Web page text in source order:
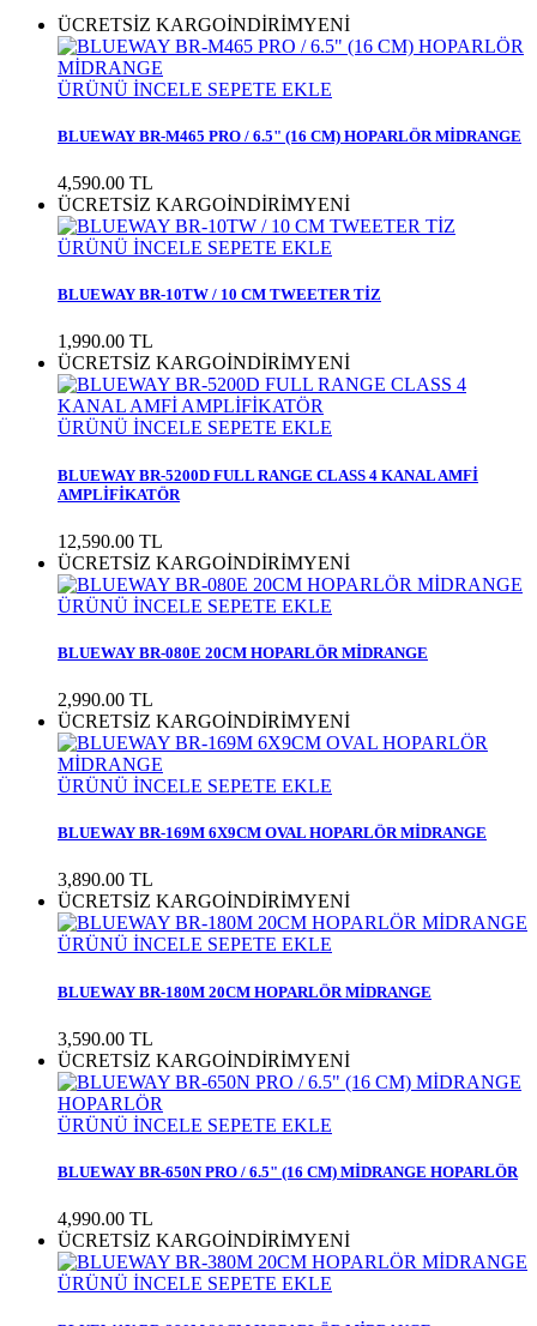
ÜCRETSİZ KARGOİNDİRİMYENİ
ÜRÜNÜ İNCELE SEPETE EKLE
BLUEWAY BR-M465 PRO / 6.5" (16 CM) HOPARLÖR MİDRANGE
4,590.00 TL
ÜCRETSİZ KARGOİNDİRİMYENİ
ÜRÜNÜ İNCELE SEPETE EKLE
BLUEWAY BR-10TW / 10 CM TWEETER TİZ
1,990.00 TL
ÜCRETSİZ KARGOİNDİRİMYENİ
ÜRÜNÜ İNCELE SEPETE EKLE
BLUEWAY BR-5200D FULL RANGE CLASS 4 KANAL AMFİ
AMPLİFİKATÖR
12,590.00 TL
ÜCRETSİZ KARGOİNDİRİMYENİ
ÜRÜNÜ İNCELE SEPETE EKLE
BLUEWAY BR-080E 20CM HOPARLÖR MİDRANGE
2,990.00 TL
ÜCRETSİZ KARGOİNDİRİMYENİ
ÜRÜNÜ İNCELE SEPETE EKLE
BLUEWAY BR-169M 6X9CM OVAL HOPARLÖR MİDRANGE
3,890.00 TL
ÜCRETSİZ KARGOİNDİRİMYENİ
ÜRÜNÜ İNCELE SEPETE EKLE
BLUEWAY BR-180M 20CM HOPARLÖR MİDRANGE
3,590.00 TL
ÜCRETSİZ KARGOİNDİRİMYENİ
ÜRÜNÜ İNCELE SEPETE EKLE
BLUEWAY BR-650N PRO / 6.5" (16 CM) MİDRANGE HOPARLÖR
4,990.00 TL
ÜCRETSİZ KARGOİNDİRİMYENİ
ÜRÜNÜ İNCELE SEPETE EKLE